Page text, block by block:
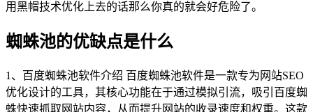
用黑帽技术优化上去的话那么你真的就会好危险了。
蜘蛛池的优缺点是什么
1、百度蜘蛛池软件介绍 百度蜘蛛池软件是一款专为网站SEO
优化设计的工具，其核心功能在于通过模拟引流，吸引百度蜘
蛛快速抓取网站内容，从而提升网站的收录速度和权重。这款